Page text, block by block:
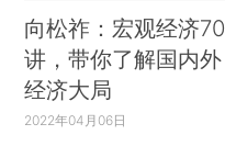
向松祚：宏观经济70
讲，带你了解国内外
经济大局
2022年04月06日